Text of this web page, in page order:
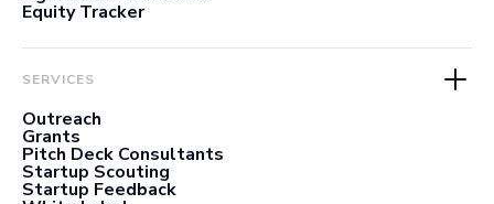
Equity Tracker
SERVICES
Outreach
Grants
Pitch Deck Consultants
Startup Scouting
Startup Feedback